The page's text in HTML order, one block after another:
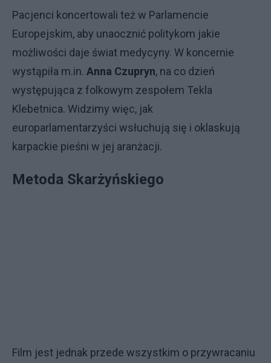
Pacjenci koncertowali też w Parlamencie
Europejskim, aby unaocznić politykom jakie
możliwości daje świat medycyny. W koncernie
wystąpiła m.in. Anna Czupryn, na co dzień
występująca z folkowym zespołem Tekla
Klebetnica. Widzimy więc, jak
europarlamentarzyści wsłuchują się i oklaskują
karpackie pieśni w jej aranżacji.
Metoda Skarżyńskiego
Film jest jednak przede wszystkim o przywracaniu